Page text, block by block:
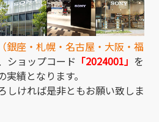
銀座・札幌・名古屋・大阪・福
ショップコード 「2024001」 を
績となります。
しければ是非ともお願い致しま